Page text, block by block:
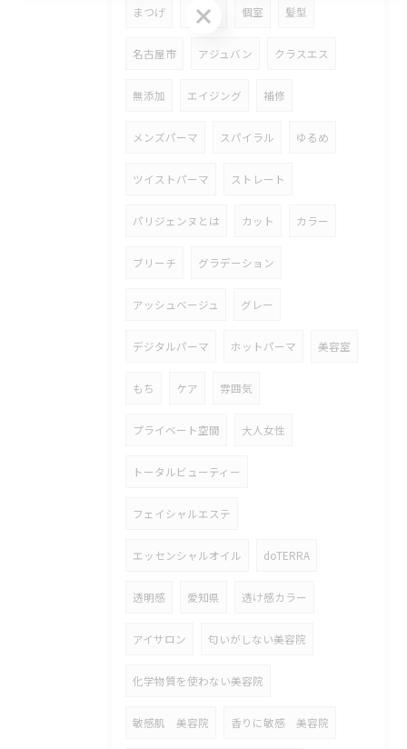
まつげ マツパ 個室 髪型
名古屋市 アジュバン クラスエス
無添加 エイジング 補修
メンズパーマ スパイラル ゆるめ
ツイストパーマ ストレート
パリジェンヌとは カット カラー
ブリーチ グラデーション
アッシュベージュ グレー
デジタルパーマ ホットパーマ 美容室
もち ケア 雰囲気
プライベート空間 大人女性
トータルビューティー
フェイシャルエステ
エッセンシャルオイル doTERRA
透明感 愛知県 透け感カラー
アイサロン 匂いがしない美容院
化学物質を使わない美容院
敏感肌 美容院 香りに敏感 美容院
ご予約はこちら